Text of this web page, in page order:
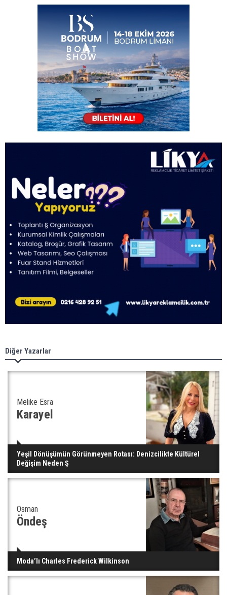
Diğer Yazarlar
Melike Esra
Karayel
Yeşil Dönüşümün Görünmeyen Rotası: Denizcilikte Kültürel
Değişim Neden Ş
Osman
Öndeş
Moda’lı Charles Frederick Wilkinson